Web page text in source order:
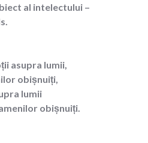
al intelectului –
asupra lumii,
obișnuiți,
lumii
obișnuiți.